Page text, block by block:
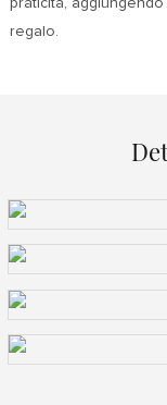
praticità,
regalo.